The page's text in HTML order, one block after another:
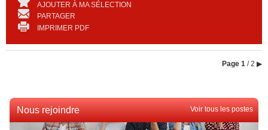
AJOUTER À MA SÉLECTION
PARTAGER
IMPRIMER PDF
Page 1 / 2 ▶
Nous rejoindre Voir tous les postes